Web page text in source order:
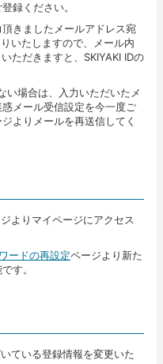
録ください。
きましたメールアドレス宛
いたしますので、メール内
ただきますと、SKIYAKI IDの
い場合は、入力いただいたメ
メール受信設定を今一度ご
よりメールを再送信してく
よりマイページにアクセス
ードの再設定ページより新た
す。
ている登録情報を変更いた